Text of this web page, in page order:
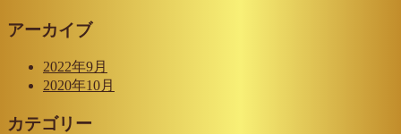
アーカイブ
2022年9月
2020年10月
カテゴリー